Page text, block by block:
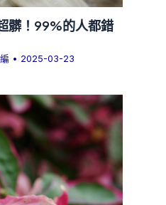
髒！99%的人都錯
• 2025-03-23